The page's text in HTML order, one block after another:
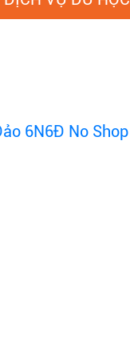
6N6Đ No Shop